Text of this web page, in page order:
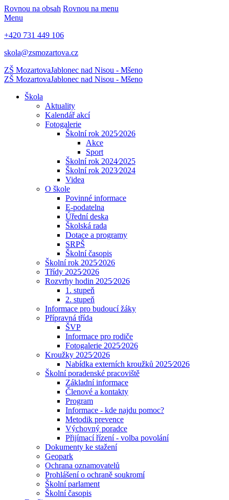
Rovnou na obsah Rovnou na menu
Menu
+420 731 449 106
skola@zsmozartova.cz
ZŠ MozartovaJablonec nad Nisou - Mšeno
ZŠ MozartovaJablonec nad Nisou - Mšeno
Škola
Aktuality
Kalendář akcí
Fotogalerie
Školní rok 2025⁄2026
Akce
Sport
Školní rok 2024⁄2025
Školní rok 2023⁄2024
Videa
O škole
Povinné informace
E-podatelna
Úřední deska
Školská rada
Dotace a programy
SRPŠ
Školní časopis
Školní rok 2025⁄2026
Třídy 2025⁄2026
Rozvrhy hodin 2025⁄2026
1. stupeň
2. stupeň
Informace pro budoucí žáky
Přípravná třída
ŠVP
Informace pro rodiče
Fotogalerie 2025⁄2026
Kroužky 2025⁄2026
Nabídka externích kroužků 2025⁄2026
Školní poradenské pracoviště
Základní informace
Členové a kontakty
Program
Informace - kde najdu pomoc?
Metodik prevence
Výchovný poradce
Přijímací řízení - volba povolání
Dokumenty ke stažení
Geopark
Ochrana oznamovatelů
Prohlášení o ochraně soukromí
Školní parlament
Školní časopis